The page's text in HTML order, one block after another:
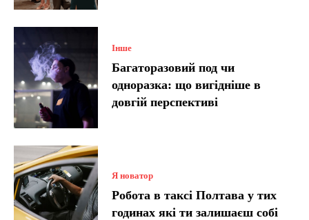
Інше
Багаторазовий под чи
одноразка: що вигідніше в
довгій перспективі
Я новатор
Робота в таксі Полтава у тих
годинах які ти залишаєш собі